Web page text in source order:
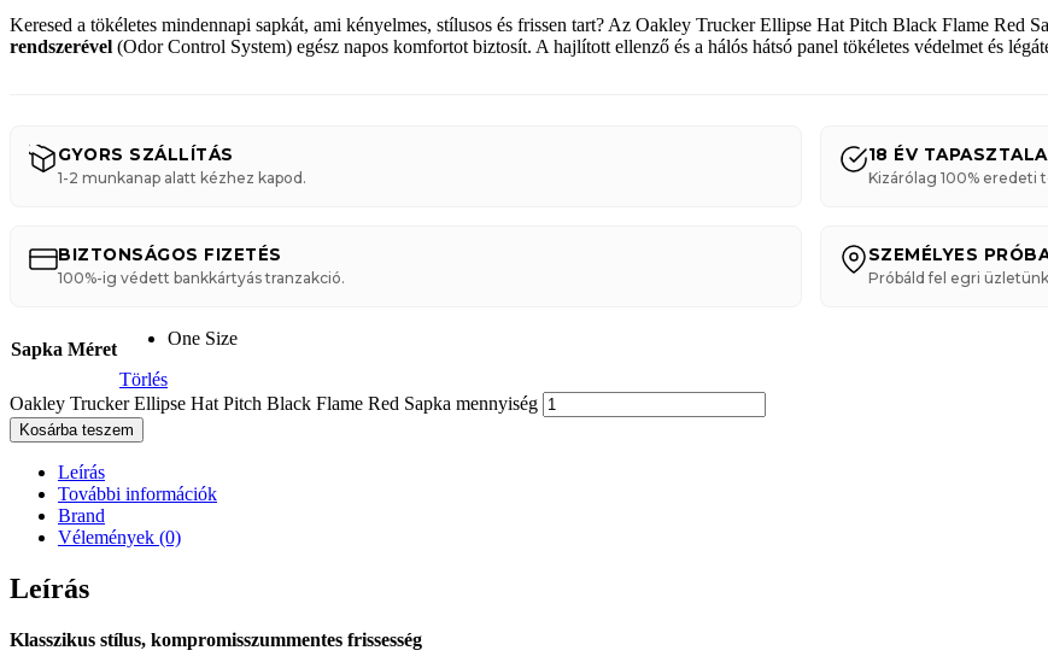
Keresed a tökéletes mindennapi sapkát, ami kényelmes, stílusos és frissen tart? Az Oakley Trucker Ellipse Hat Pitch Black Flame Red
rendszerével (Odor Control System) egész napos komfortot biztosít. A hajlított ellenző és a hálós hátsó panel tökéletes védelmet és
GYORS SZÁLLÍTÁS
1-2 munkanap alatt kézhez kapod.
18 ÉV
Kizárólag 100% eredeti
BIZTONSÁGOS FIZETÉS
100%-ig védett bankkártyás tranzakció.
SZEMÉLYES
Próbáld fel egri
Sapka Méret
One Size
Törlés
Oakley Trucker Ellipse Hat Pitch Black Flame Red Sapka mennyiség
Kosárba teszem
Leírás
További információk
Brand
Vélemények (0)
Leírás
Klasszikus stílus, kompromisszummentes frissesség